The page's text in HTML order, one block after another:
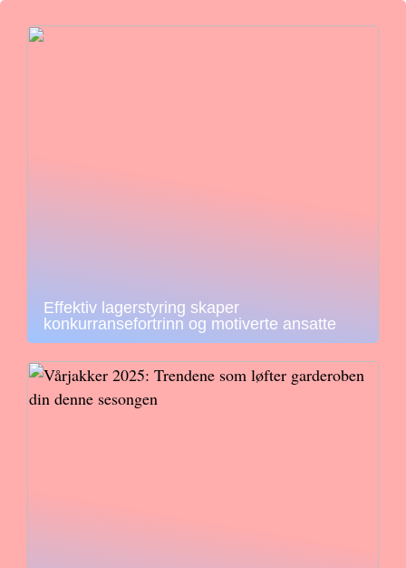
Effektiv lagerstyring skaper
konkurransefortrinn og motiverte ansatte